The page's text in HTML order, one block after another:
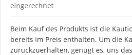
eingerechnet
Beim Kauf des Produkts ist die
bereits im Preis enthalten. Um die
zurückzuerhalten, genügt es, uns